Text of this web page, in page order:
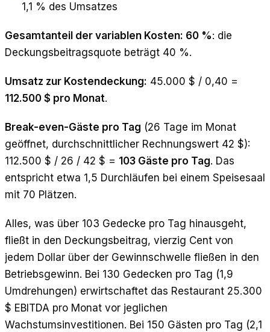
1,1 % des Umsatzes
Gesamtanteil der variablen Kosten: 60 %: die
Deckungsbeitragsquote beträgt 40 %.
Umsatz zur Kostendeckung: 45.000 $ / 0,40 =
112.500 $ pro Monat.
Break-even-Gäste pro Tag (26 Tage im Monat
geöffnet, durchschnittlicher Rechnungswert 42 $):
112.500 $ / 26 / 42 $ = 103 Gäste pro Tag. Das
entspricht etwa 1,5 Durchläufen bei einem Speisesaal
mit 70 Plätzen.
Alles, was über 103 Gedecke pro Tag hinausgeht,
fließt in den Deckungsbeitrag, vierzig Cent von
jedem Dollar über der Gewinnschwelle fließen in den
Betriebsgewinn. Bei 130 Gedecken pro Tag (1,9
Umdrehungen) erwirtschaftet das Restaurant 25.300
$ EBITDA pro Monat vor jeglichen
Wachstumsinvestitionen. Bei 150 Gästen pro Tag (2,1